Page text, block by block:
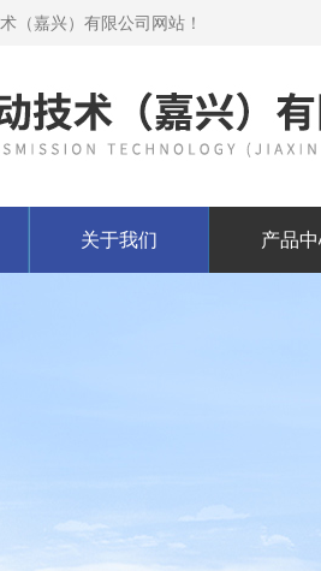
（嘉兴）有限公司网站！
关于我们 产品